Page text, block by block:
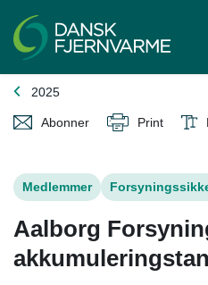
2025
Abonner Print
Medlemmer
Aalborg